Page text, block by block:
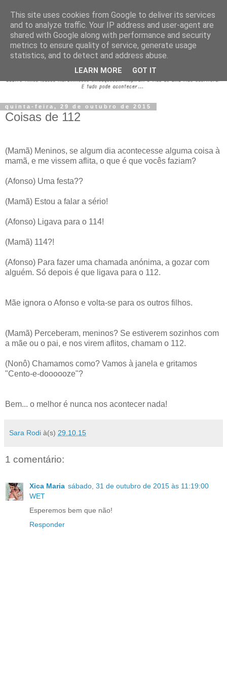
quinta-feira, 29 de outubro de 2015
Coisas de 112
(Mamã) Meninos, se algum dia acontecesse alguma coisa à
mamã, e me vissem aflita, o que é que vocês faziam?
(Afonso) Uma festa??
(Mamã) Estou a falar a sério!
(Afonso) Ligava para o 114!
(Mamã) 114?!
(Afonso) Para fazer uma chamada anónima, a gozar com
alguém. Só depois é que ligava para o 112.
Mãe ignora o Afonso e volta-se para os outros filhos.
(Mamã) Perceberam, meninos? Se estiverem sozinhos com
a mãe ou o pai, e nos virem aflitos, chamam o 112.
(Nonô) Chamamos como? Vamos à janela e gritamos
"Cento-e-doooooze"?
Bem... o melhor é nunca nos acontecer nada!
Sara Rodi à(s) 29.10.15
1 comentário:
Xica Maria sábado, 31 de outubro de 2015 às 11:19:00
WET
Esperemos bem que não!
Responder
This site uses cookies from Google to deliver its services
and to analyze traffic. Your IP address and user-agent are
shared with Google along with performance and security
metrics to ensure quality of service, generate usage
statistics, and to detect and address abuse.
LEARN MORE GOT IT